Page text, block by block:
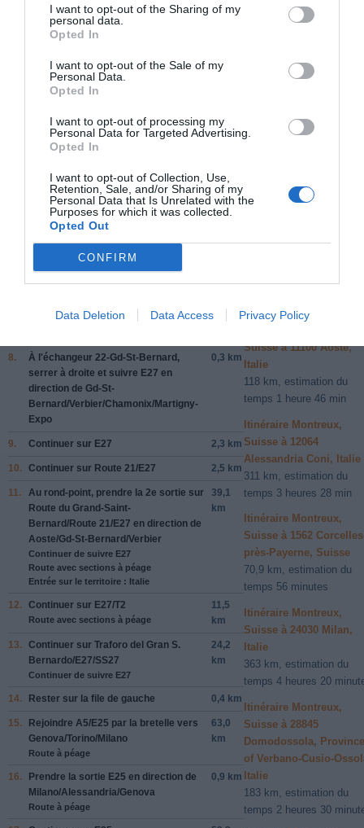
I want to opt-out of the Sharing of my
personal data.
Opted In
I want to opt-out of the Sale of my
Personal Data.
Opted In
I want to opt-out of processing my
Personal Data for Targeted Advertising.
Opted In
I want to opt-out of Collection, Use,
Retention, Sale, and/or Sharing of my
Personal Data that Is Unrelated with the
Purposes for which it was collected.
Opted Out
CONFIRM
Data Deletion Data Access Privacy Policy
tiempo estimado 4 heures 33 minutes)
Prendre la direction
Avenue des Alpestourne légèrement
à droiteet devient
0,1 km
Avenue Nestlé
Prendreà gauche
Continuer de suivre Route 9
Au rond-point, prendre la2e sortie sur
Route du Simplon/Route 9
Traverser le rond-point
0,6 km
RejoindreA9
33,8
8. À l'échangeur 22-Gd-St-Bernard,
serrer à droite et suivre E27 en
direction de Gd-St-
Bernard/Verbier/Chamonix/Martigny-
Expo
0,3 km
9. Continuer sur E27 2,3 km
10. Continuer sur Route 21/E27 2,5 km
11. Au rond-point, prendre la 2e sortie sur
Route du Grand-Saint-
Bernard/Route 21/E27 en direction de
Aoste/Gd-St-Bernard/Verbier
Continuer de suivre E27
Route avec sections à péage
Entrée sur le territoire : Italie
39,1
km
12. Continuer sur E27/T2
Route avec sections à péage
11,5
km
13. Continuer sur Traforo del Gran S.
Bernardo/E27/SS27
Continuer de suivre E27
24,2
km
14. Rester sur la file de gauche 0,4 km
15. Rejoindre A5/E25 par la bretelle vers
Genova/Torino/Milano
Route à péage
63,0
km
16. Prendre la sortie E25 en direction de
Milano/Alessandria/Genova
Route à péage
0,9 km
Autres forfaits
Montreux,
Suisse
144 km, estimation du
Suisse à 11100 Aoste,
Italie
118 km, estimation du
temps 1 heure 46 min
Itinéraire Montreux,
Suisse à 12064
Alessandria Coni, Italie
311 km, estimation du
temps 3 heures 28 min
Itinéraire Montreux,
Suisse à 1562
près-Payerne, Suisse
70,9 km, estimation du
temps 56 minutes
Itinéraire Montreux,
Suisse à 24030 Milan,
Italie
363 km, estimation du
temps 4 heures 20
Itinéraire Montreux,
Suisse à 28845
Domodossola, Province
of Verbano-Cusio-
Italie
183 km, estimation du
temps 2 heures 30